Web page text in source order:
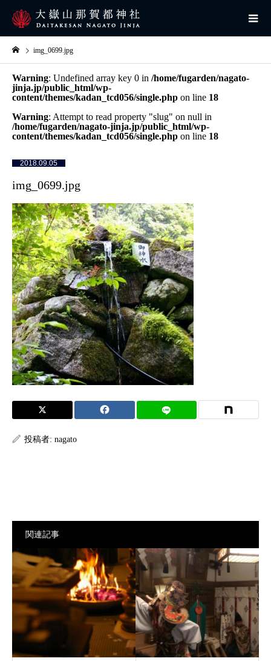
img_0699.jpg
Warning: Undefined array key 0 in /home/fugarden/nagato-
jinja.jp/public_html/wp-
content/themes/kadan_tcd056/single.php on line 18
Warning: Attempt to read property "slug" on null in
/home/fugarden/nagato-jinja.jp/public_html/wp-
content/themes/kadan_tcd056/single.php on line 18
2018.09.05
img_0699.jpg
投稿者: nagato
関連記事